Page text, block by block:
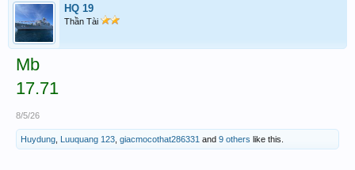
HQ 19
Thần Tài
Mb
17.71
8/5/26
Huydung Luuquang 123 giacmocothat286331 and 9 others like this.